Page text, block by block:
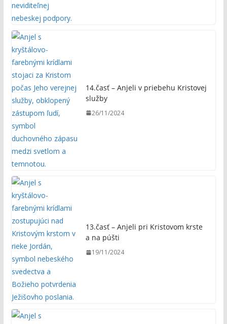
14.časť – Anjeli v priebehu Kristovej
služby
26/11/2024
13.časť – Anjeli pri Kristovom krste
a na púšti
19/11/2024